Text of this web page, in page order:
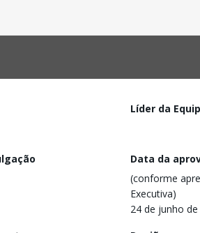
Líder da
Data da
(conforme
Executiva)
24 de junho de